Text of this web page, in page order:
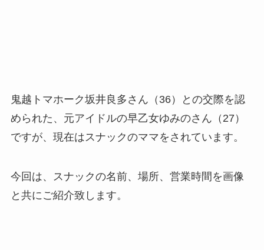
鬼越トマホーク坂井良多さん（36）との交際を認
められた、元アイドルの早乙女ゆみのさん（27）
ですが、現在はスナックのママをされています。
今回は、スナックの名前、場所、営業時間を画像
と共にご紹介致します。